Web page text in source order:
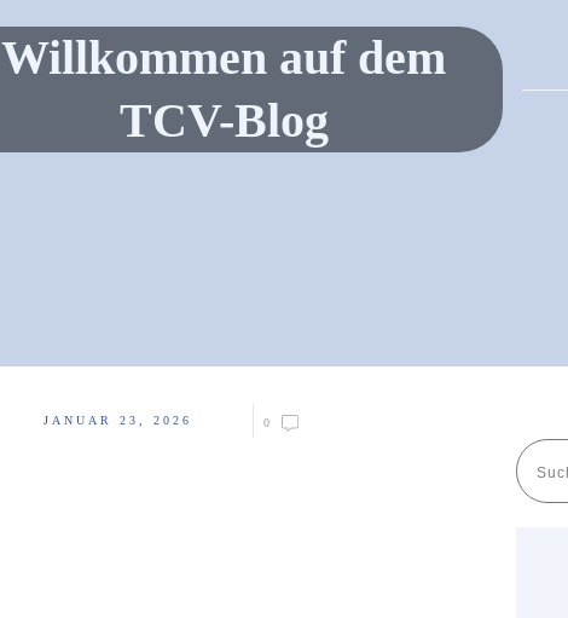
Willkommen auf dem
TCV-Blog
JANUAR 23, 2026 0